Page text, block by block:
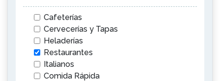
Cafeterías
Cervecerías y Tapas
Heladerías
Restaurantes
Italianos
Comida Rápida